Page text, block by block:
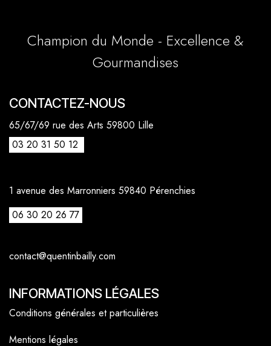
CONTACTEZ-NOUS
65/67/69 rue des Arts 59800 Lille
03 20 31 50 12
1 avenue des Marronniers 59840 Pérenchies
06 30 20 26 77
contact@quentinbailly.com
Champion du Monde - Excellence &
Gourmandises
INFORMATIONS LÉGALES
Conditions générales et particulières
Mentions légales